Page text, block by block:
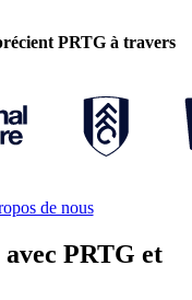
PRTG à travers
de nous
PRTG et